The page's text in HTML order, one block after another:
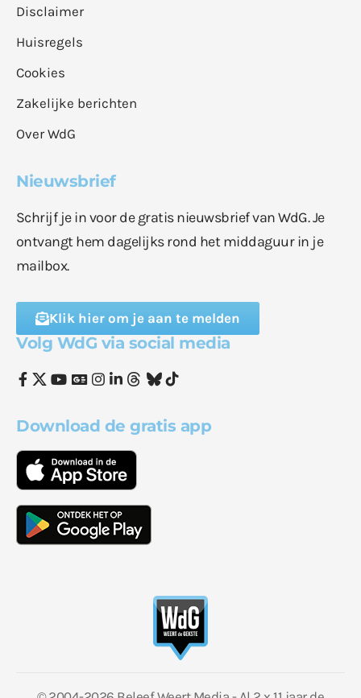
Disclaimer
Huisregels
Cookies
Zakelijke berichten
Over WdG
Nieuwsbrief
Schrijf je in voor de gratis nieuwsbrief van WdG. Je
ontvangt hem dagelijks rond het middaguur in je
mailbox.
Klik hier om je aan te melden
Volg WdG via social media
Download de gratis app